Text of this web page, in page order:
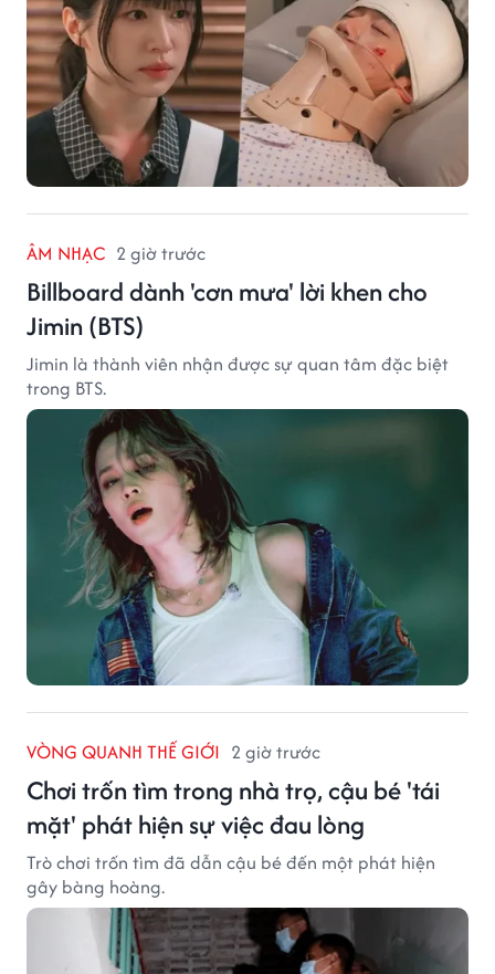
ÂM NHẠC 2 giờ trước
Billboard dành 'cơn mưa' lời khen cho
Jimin (BTS)
Jimin là thành viên nhận được sự quan tâm đặc biệt
trong BTS.
VÒNG QUANH THẾ GIỚI 2 giờ trước
Chơi trốn tìm trong nhà trọ, cậu bé 'tái
mặt' phát hiện sự việc đau lòng
Trò chơi trốn tìm đã dẫn cậu bé đến một phát hiện
gây bàng hoàng.